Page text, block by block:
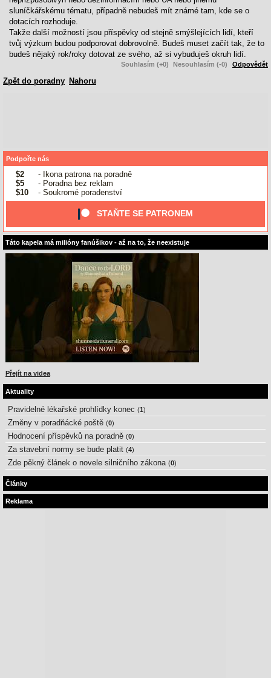
sluníčkářskému tématu, případně nebudeš mít známé tam, kde se o
dotacích rozhoduje.
Takže další možností jsou příspěvky od stejně smýšlejících lidí, kteří
tvůj výzkum budou podporovat dobrovolně. Budeš muset začít tak, že to
budeš nějaký rok/roky dotovat ze svého, až si vybuduješ okruh lidí.
Souhlasím (+0) Nesouhlasím (-0) Odpovědět
Zpět do poradny Nahoru
Podpořte nás
$2
- Ikona patrona na poradně
$5
- Poradna bez reklam
$10
- Soukromé poradenství
STAŇTE SE PATRONEM
Táto kapela má milióny fanúšikov - až na to, že neexistuje
Přejít na videa
Aktuality
Pravidelné lékařské prohlídky konec (1)
Změny v poradňácké poště (0)
Hodnocení příspěvků na poradně (0)
Za stavební normy se bude platit (4)
Zde pěkný článek o novele silničního zákona (0)
Články
Reklama